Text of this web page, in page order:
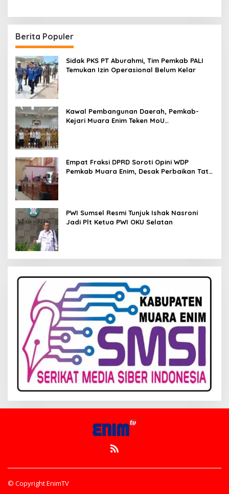
Berita Populer
Sidak PKS PT Aburahmi, Tim Pemkab PALI
Temukan Izin Operasional Belum Kelar
Kawal Pembangunan Daerah, Pemkab-
Kejari Muara Enim Teken MoU
Empat Fraksi DPRD Soroti Opini WDP
Pemkab Muara Enim, Desak Perbaikan Tata
PWI Sumsel Resmi Tunjuk Ishak Nasroni
Jadi Plt Ketua PWI OKU Selatan
© Copyright EnimTV